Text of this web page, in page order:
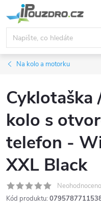
na
obsah
Na kolo a motorku
Cyklotaška
kolo s
telefon -
XXL Black
Neohodnoceno
Kód produktu: